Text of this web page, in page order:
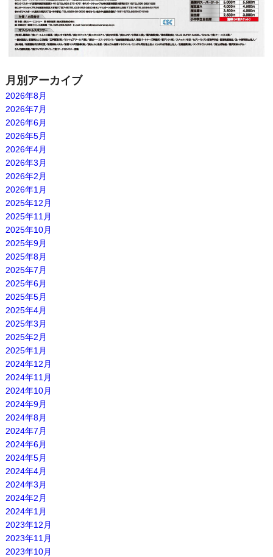
月別アーカイブ
2026年8月
2026年7月
2026年6月
2026年5月
2026年4月
2026年3月
2026年2月
2026年1月
2025年12月
2025年11月
2025年10月
2025年9月
2025年8月
2025年7月
2025年6月
2025年5月
2025年4月
2025年3月
2025年2月
2025年1月
2024年12月
2024年11月
2024年10月
2024年9月
2024年8月
2024年7月
2024年6月
2024年5月
2024年4月
2024年3月
2024年2月
2024年1月
2023年12月
2023年11月
2023年10月